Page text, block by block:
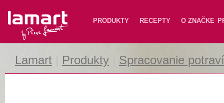
Lamart PRODUKTY RECEPTY O ZNAČKE
Lamart Produkty Spracovanie